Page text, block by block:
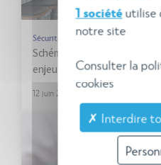
Sécurité incendie
Schéma d’organisation de la
enjeu pour les
12 juin 2024
1 sociétéutilise
notre site
Consulter la
cookies
✗ Interdire